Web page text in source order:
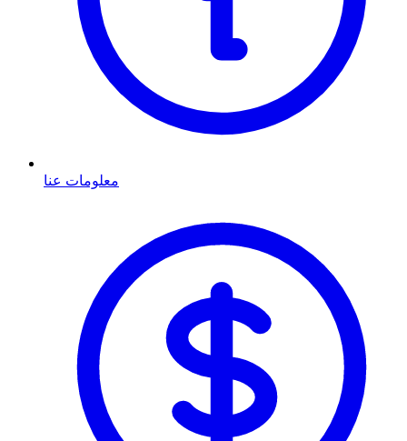
معلومات عنا